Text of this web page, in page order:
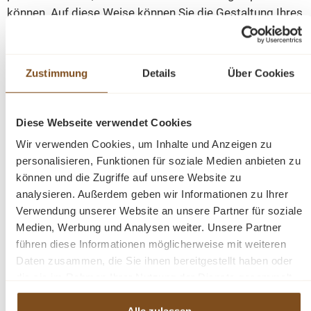
Zustimmung Details Über Cookies
Diese Webseite verwendet Cookies
Wir verwenden Cookies, um Inhalte und Anzeigen zu
personalisieren, Funktionen für soziale Medien anbieten zu
können und die Zugriffe auf unsere Website zu
analysieren. Außerdem geben wir Informationen zu Ihrer
Verwendung unserer Website an unsere Partner für soziale
Medien, Werbung und Analysen weiter. Unsere Partner
führen diese Informationen möglicherweise mit weiteren
Daten zusammen, die Sie ihnen bereitgestellt haben oder
haben.
können. Auf diese Weise können Sie die Gestaltung Ihres
Innenraums ganz einfach ändern. Cambridge besteht
aus hochwertigen Materialien (Massivholz, Nosag- und
Taschenfedern Dacron und Kaltschaum) und ist im
Adore-Stoff in 3 trendigen Farben auf Lager.
Schauen Sie sich auch das Derby-Modell an.
Möchten Sie lieber einen anderen Stoff oder eine andere
Farbe wählen? Gerne lassen wir dies für Sie anfertigen.
Abmessung:Höhe 85 - Breite 235 - Tiefe Lounge 155
cm